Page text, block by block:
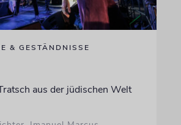
& GESTÄNDNISSE
aus der jüdischen Welt